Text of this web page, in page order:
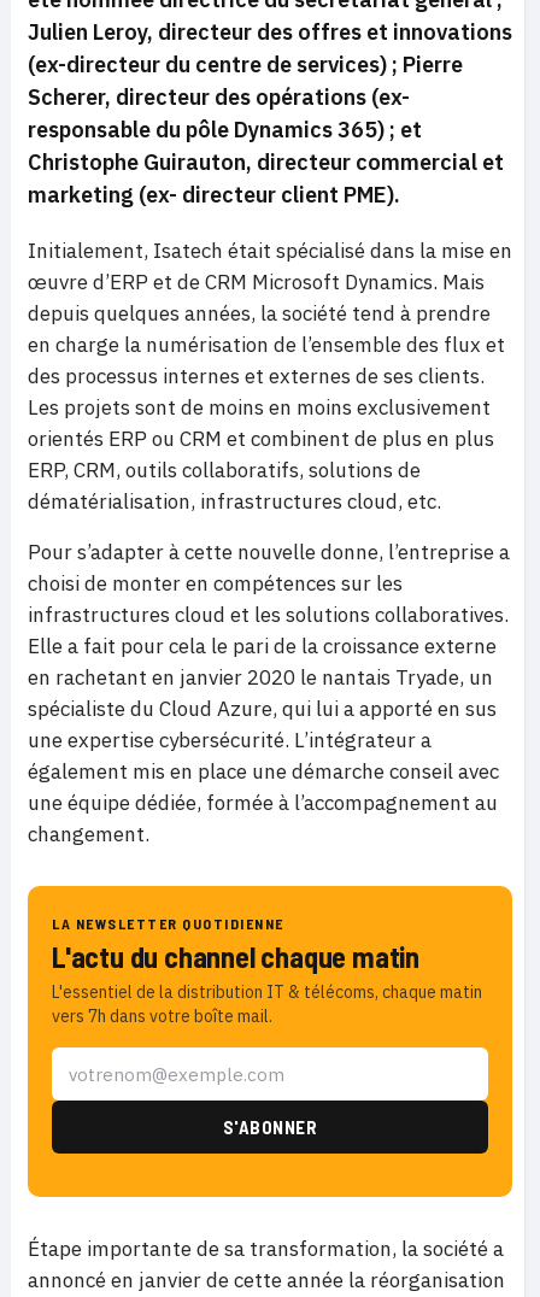
Julien Leroy, directeur des offres et innovations
(ex-directeur du centre de services) ; Pierre
Scherer, directeur des opérations (ex-
responsable du pôle Dynamics 365) ; et
Christophe Guirauton, directeur commercial et
marketing (ex- directeur client PME).
Initialement, Isatech était spécialisé dans la mise en
œuvre d’ERP et de CRM Microsoft Dynamics. Mais
depuis quelques années, la société tend à prendre
en charge la numérisation de l’ensemble des flux et
des processus internes et externes de ses clients.
Les projets sont de moins en moins exclusivement
orientés ERP ou CRM et combinent de plus en plus
ERP, CRM, outils collaboratifs, solutions de
dématérialisation, infrastructures cloud, etc.
Pour s’adapter à cette nouvelle donne, l’entreprise a
choisi de monter en compétences sur les
infrastructures cloud et les solutions collaboratives.
Elle a fait pour cela le pari de la croissance externe
en rachetant en janvier 2020 le nantais Tryade, un
spécialiste du Cloud Azure, qui lui a apporté en sus
une expertise cybersécurité. L’intégrateur a
également mis en place une démarche conseil avec
une équipe dédiée, formée à l’accompagnement au
changement.
LA NEWSLETTER QUOTIDIENNE
L'actu du channel chaque matin
L'essentiel de la distribution IT & télécoms, chaque matin
vers 7h dans votre boîte mail.
Étape importante de sa transformation, la société a
annoncé en janvier de cette année la réorganisation